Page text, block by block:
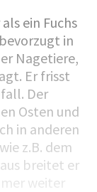
ein Fuchs
in
Nagetiere,
Er frisst
Der
Osten und
in anderen
z.B. dem
breitet er
weiter